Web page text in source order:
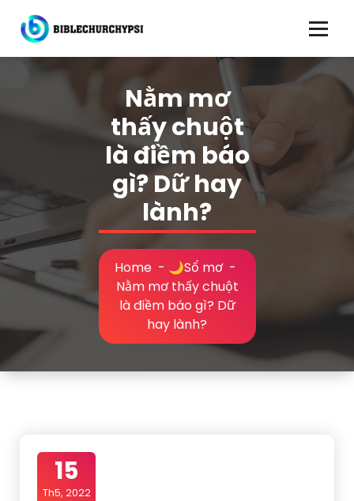
content
Nằm mơ
thấy chuột
là điềm báo
gì? Dữ hay
lành?
Home - 🌙Sổ mơ-
Nằm mơ thấy chuột
là điềm báo gì? Dữ
hay lành?
15
Th5, 2022